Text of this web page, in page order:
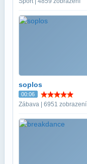
soplos
00:06
Zábava | 6951 zobrazení